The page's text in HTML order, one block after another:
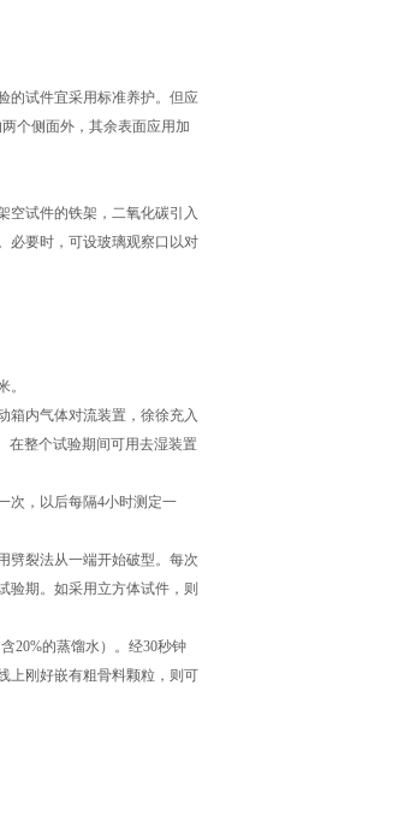
试件宜采用标准养护。但应
个侧面外，其余表面应用加
试件的铁架，二氧化碳引入
必要时，可设玻璃观察口以对
。
内气体对流装置，徐徐充入
在整个试验期间可用去湿装置
，以后每隔4小时测定一
裂法从一端开始破型。每次
验期。如采用立方体试件，则
20%的蒸馏水）。经30秒钟
上刚好嵌有粗骨料颗粒，则可